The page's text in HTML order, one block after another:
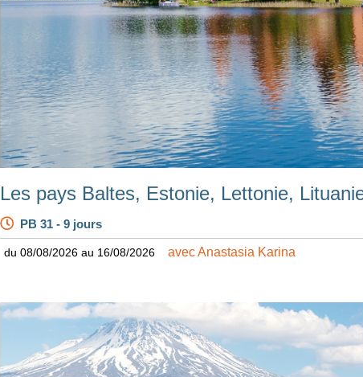
Les pays Baltes, Estonie, Lettonie,
PB 31 - 9 jours
du 08/08/2026 au 16/08/2026 avec Anastasia Karina